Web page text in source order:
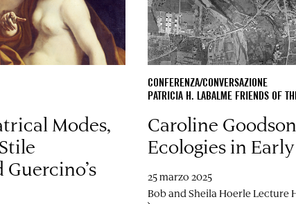
Modes,
CONFERENZA/CONVERSAZIONE
PATRICIA H. LABALME FRIENDS OF
Caroline
Ecologies in
25 marzo 2025
Bob and Sheila Hoerle Lecture